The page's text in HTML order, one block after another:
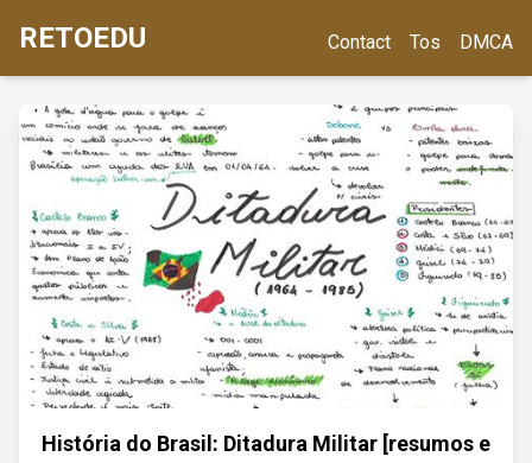
RETOEDU Contact Tos DMCA
História do Brasil: Ditadura Militar [resumos e